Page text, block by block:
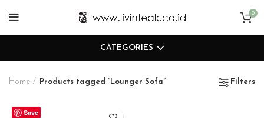
0
CATEGORIES
Home Products tagged “Lounger Sofa” Filters
Save